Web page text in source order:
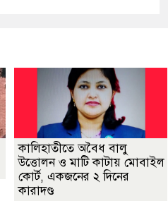
কালিহাতীতে অবৈধ বালু
উত্তোলন ও মাটি কাটায় মোবাইল
কোর্ট, একজনের ২ দিনের
কারাদণ্ড